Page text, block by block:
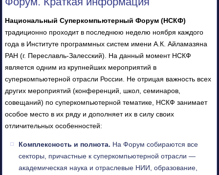
Национальный Суперкомпьютерный Форум (НСКФ)
традиционно проходит в последнюю неделю ноября каждого
года в Институте программных систем имени А.К. Айламазяна
РАН (г. Переславль-Залесский). На данный момент НСКФ
является одним из крупнейших мероприятий в
суперкомпьютерной отрасли России. Не отрицая важность всех
других мероприятий (конференций, школ, семинаров,
совещаний) по суперкомпьютерной тематике, НСКФ занимает
особое место в их ряду и дополняет их в силу своих
отличительных особенностей:
Комплексность и полнота. На Форум собираются все
секторы, причастные к суперкомпьютерной отрасли —
академическая наука и отраслевые НИИ, образование,